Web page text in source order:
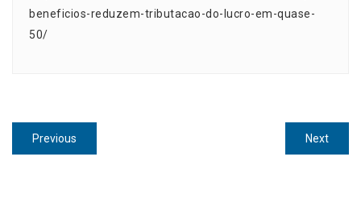
beneficios-reduzem-tributacao-do-lucro-em-quase-
50/
Navegação
de
Previous
post:
NextNext
post: